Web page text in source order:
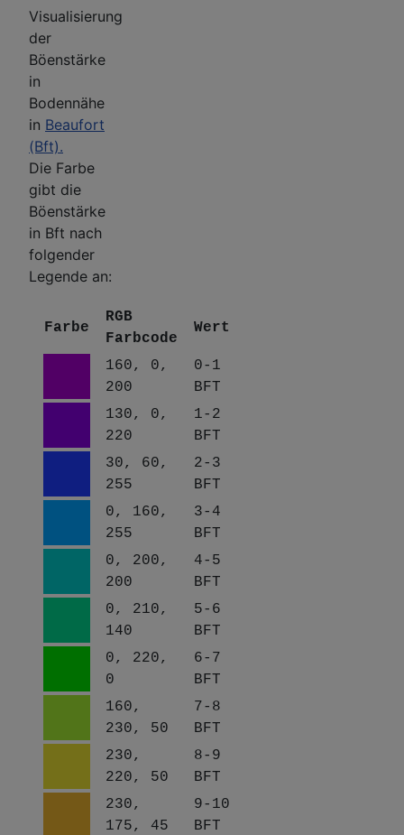
Visualisierung
der
Böenstärke
in
Bodennähe
in Beaufort
(Bft).
Die Farbe
gibt die
Böenstärke
in Bft nach
folgender
Legende an:
Farbe
RGB
Farbcode
Wert
160, 0,
200
0-1
BFT
130, 0,
220
1-2
BFT
30, 60,
255
2-3
BFT
0, 160,
255
3-4
BFT
0, 200,
200
4-5
BFT
0, 210,
140
5-6
BFT
0, 220,
0
6-7
BFT
160,
230, 50
7-8
BFT
230,
220, 50
8-9
BFT
230,
175, 45
9-10
BFT